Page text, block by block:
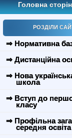
Головна
РОЗДІЛИ
⇒ Нормативна
⇒ Дистанційна
⇒ Нова
школа
⇒ Вступ до
класу
⇒ Профільна
середня освіта